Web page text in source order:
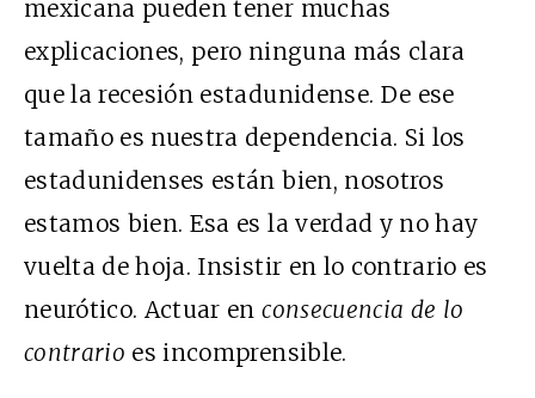
mexicana pueden tener muchas
explicaciones, pero ninguna más clara
que la recesión estadunidense. De ese
tamaño es nuestra dependencia. Si los
estadunidenses están bien, nosotros
estamos bien. Esa es la verdad y no hay
vuelta de hoja. Insistir en lo contrario es
neurótico. Actuar enconsecuencia de lo
contrario es incomprensible.